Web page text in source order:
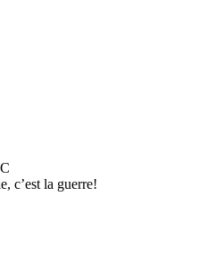
c’est la guerre!